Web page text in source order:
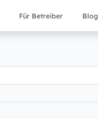
Für Betreiber Blog